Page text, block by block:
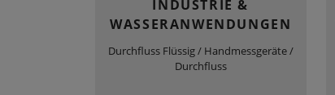
INDUSTRIE &
WASSERANWENDUNGEN
Durchfluss Flüssig / Handmessgeräte /
Durchfluss